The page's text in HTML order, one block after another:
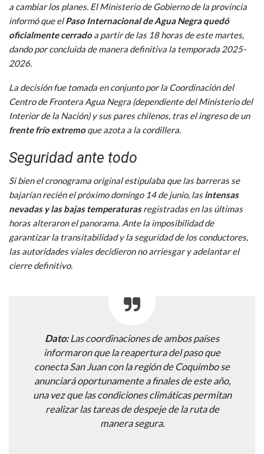
a cambiar los planes. El Ministerio de Gobierno de la provincia
informó que elPaso Internacional de Agua Negra quedó
oficialmente cerradoa partir de las 18 horas de este martes,
dando por concluida de manera definitiva la temporada 2025-
2026.
La decisión fue tomada en conjunto por la Coordinación del
Centro de Frontera Agua Negra (dependiente del Ministerio del
Interior de la Nación) y sus pares chilenos, tras el ingreso de un
frente frío extremoque azota a la cordillera.
Seguridad ante todo
Si bien el cronograma original estipulaba que las barreras se
bajarían recién el próximo domingo 14 de junio, lasintensas
nevadas y las bajas temperaturasregistradas en las últimas
horas alteraron el panorama. Ante la imposibilidad de
garantizar la transitabilidad y la seguridad de los conductores,
las autoridades viales decidieron no arriesgar y adelantar el
cierre definitivo.
Dato:Las coordinaciones de ambos países
informaron que la reapertura del paso que
conecta San Juan con la región de Coquimbo se
anunciará oportunamente a finales de este año,
una vez que las condiciones climáticas permitan
realizar las tareas de despeje de la ruta de
manera segura.